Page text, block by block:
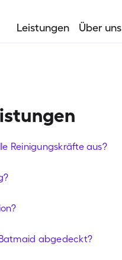
Leistungen Über uns
Reinigungskräfte aus?
abgedeckt?